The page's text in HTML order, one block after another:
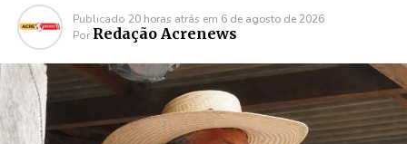
Publicado 20 horas atrás em 6 de agosto de 2026
Por Redação Acrenews